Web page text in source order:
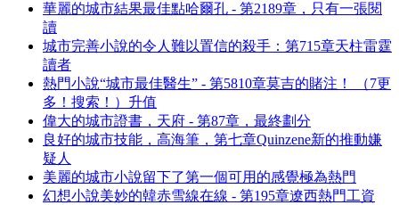
華麗的城市結果最佳點哈爾孔 - 第2189章，只有一張閱
讀
城市完善小說的令人難以置信的殺手：第715章天柱雷霆
讀者
熱門小說“城市最佳醫生” - 第5810章莫吉的賭注！ （7更
多！搜索！）升值
偉大的城市證書，天府 - 第87章，最終劃分
良好的城市技能，高海筆，第七章Quinzene新的推動嫌
疑人
美麗的城市小說留下了第一個可用的感覺極為熱門
幻想小說美妙的韓赤雪線在線 - 第195章遼西熱門工資